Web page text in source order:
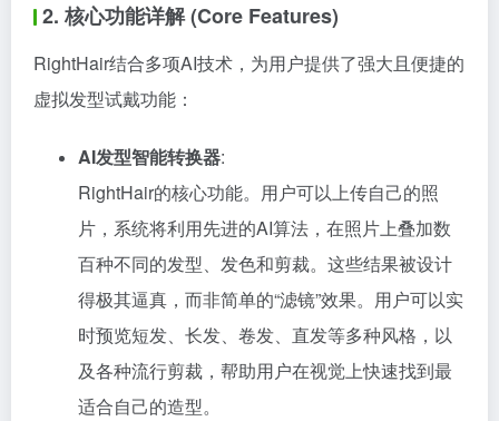
2. 核心功能详解 (Core Features)
RightHair结合多项AI技术，为用户提供了强大且便捷的
虚拟发型试戴功能：
AI发型智能转换器:
RightHair的核心功能。用户可以上传自己的照
片，系统将利用先进的AI算法，在照片上叠加数
百种不同的发型、发色和剪裁。这些结果被设计
得极其逼真，而非简单的“滤镜”效果。用户可以实
时预览短发、长发、卷发、直发等多种风格，以
及各种流行剪裁，帮助用户在视觉上快速找到最
适合自己的造型。